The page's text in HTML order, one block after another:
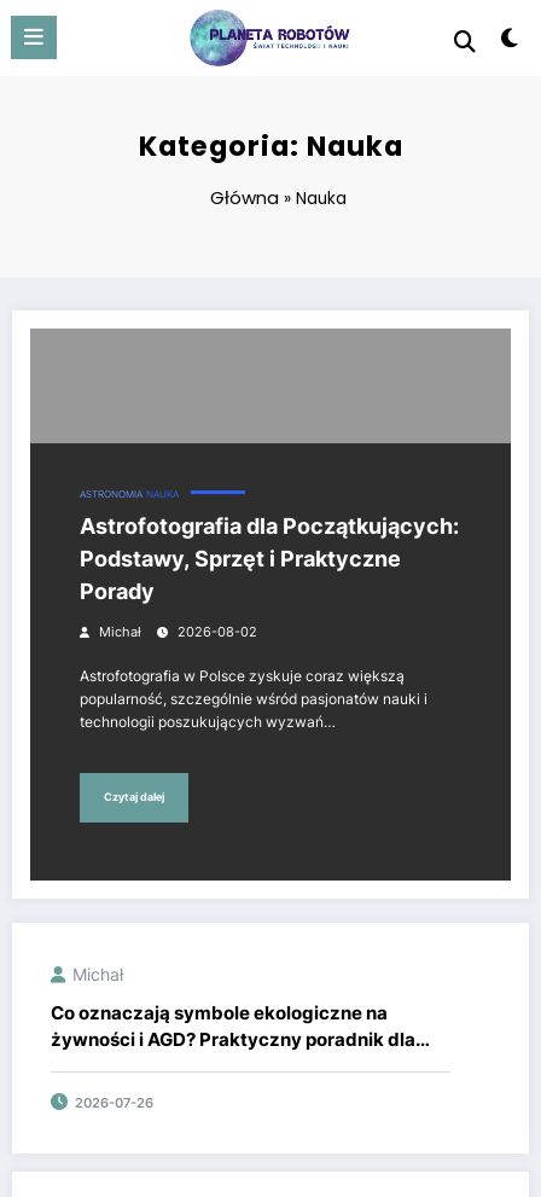
content
Kategoria: Nauka
Główna »Nauka
ASTRONOMIA NAUKA
Astrofotografia dla Początkujących:
Podstawy, Sprzęt i Praktyczne
Porady
Michał 2026-08-02
Astrofotografia w Polsce zyskuje coraz większą
popularność, szczególnie wśród pasjonatów nauki i
technologii poszukujących wyzwań…
Czytaj dalej
Michał
Co oznaczają symbole ekologiczne na
żywności i AGD? Praktyczny poradnik dla
2026-07-26